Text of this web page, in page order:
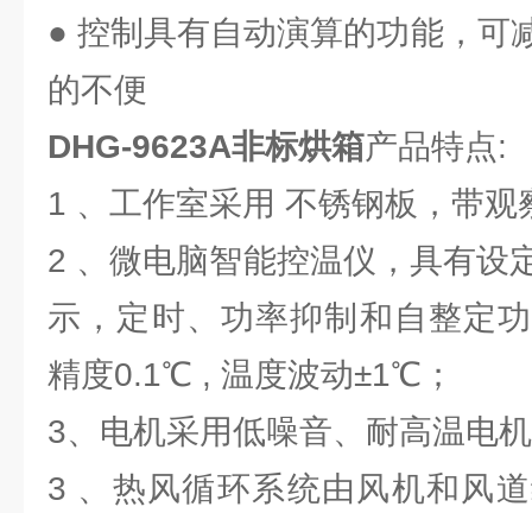
● 控制具有自动演算的功能，可
的不便
DHG-9623A非标烘箱产品特点:
1 、工作室采用 不锈钢板，带
2 、微电脑智能控温仪，具有设
示，定时、功率抑制和自整定
精度0.1℃ , 温度波动±1℃；
3、电机采用低噪音、耐高温电
3 、热风循环系统由风机和风